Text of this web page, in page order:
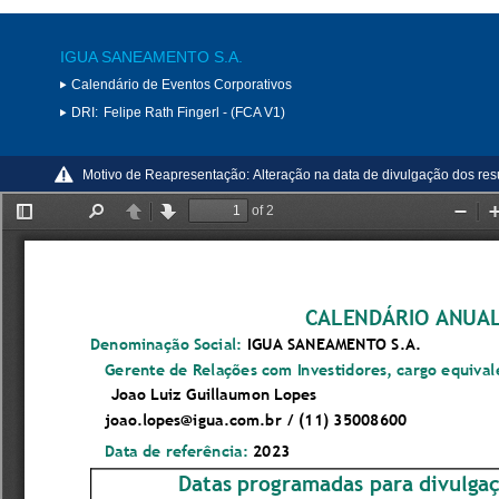
IGUA SANEAMENTO S.A.
Calendário de Eventos Corporativos
DRI: Felipe Rath Fingerl - (FCA V1)
Motivo de Reapresentação: Alteração na data de divulgação dos